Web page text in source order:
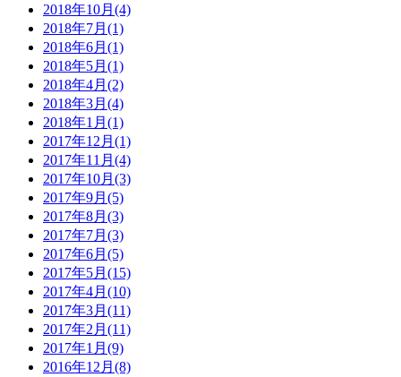
2018年10月(4)
2018年7月(1)
2018年6月(1)
2018年5月(1)
2018年4月(2)
2018年3月(4)
2018年1月(1)
2017年12月(1)
2017年11月(4)
2017年10月(3)
2017年9月(5)
2017年8月(3)
2017年7月(3)
2017年6月(5)
2017年5月(15)
2017年4月(10)
2017年3月(11)
2017年2月(11)
2017年1月(9)
2016年12月(8)